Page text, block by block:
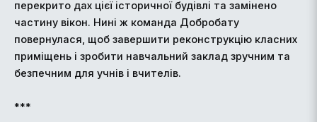
перекрито дах цієї історичної будівлі та замінено
частину вікон. Нині ж команда Добробату
повернулася, щоб завершити реконструкцію класних
приміщень і зробити навчальний заклад зручним та
безпечним для учнів і вчителів.
***